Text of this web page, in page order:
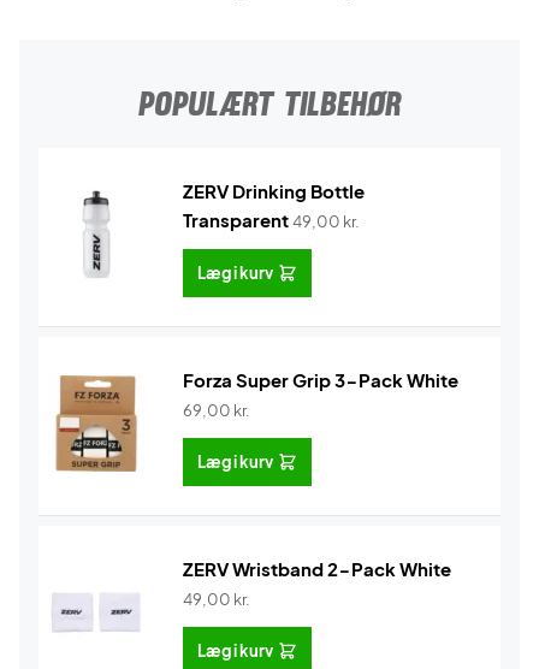
POPULÆRT TILBEHØR
ZERV Drinking Bottle
Transparent49,00 kr.
Læg i kurv
Forza Super Grip 3-Pack White
69,00 kr.
Læg i kurv
ZERV Wristband 2-Pack White
49,00 kr.
Læg i kurv